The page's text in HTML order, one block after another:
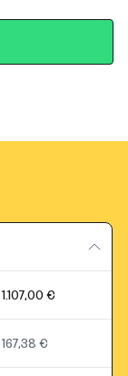
1.107,00 €
167,38 €